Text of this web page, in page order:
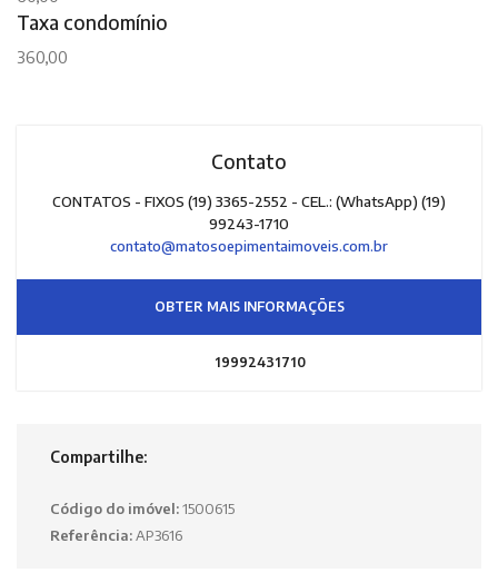
Taxa condomínio
360,00
Contato
CONTATOS - FIXOS (19) 3365-2552 - CEL.: (WhatsApp) (19)
99243-1710
contato@matosoepimentaimoveis.com.br
OBTER MAIS INFORMAÇÕES
19992431710
Compartilhe:
Código do imóvel:1500615
Referência:AP3616